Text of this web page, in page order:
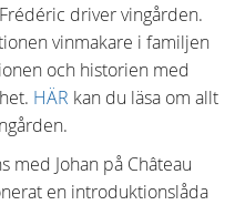
driver vingården.
vinmakare i familjen
och historien med
HÄR kan du läsa om allt
med Johan på Château
en introduktionslåda